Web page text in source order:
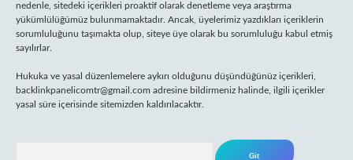
nedenle, sitedeki içerikleri proaktif olarak denetleme veya araştırma
yükümlülüğümüz bulunmamaktadır. Ancak, üyelerimiz yazdıkları içeriklerin
sorumluluğunu taşımakta olup, siteye üye olarak bu sorumluluğu kabul etmiş
sayılırlar.
Hukuka ve yasal düzenlemelere aykırı olduğunu düşündüğünüz içerikleri,
backlinkpanelicomtr@gmail.com adresine bildirmeniz halinde, ilgili içerikler
yasal süre içerisinde sitemizden kaldırılacaktır.